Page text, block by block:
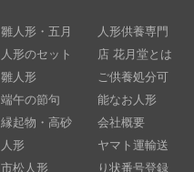
雛人形・五月
人形のセット
雛人形
端午の節句
縁起物・高砂
人形
市松人形
人形供養専門
店 花月堂とは
ご供養処分可
能なお人形
会社概要
ヤマト運輸送
り状番号登録